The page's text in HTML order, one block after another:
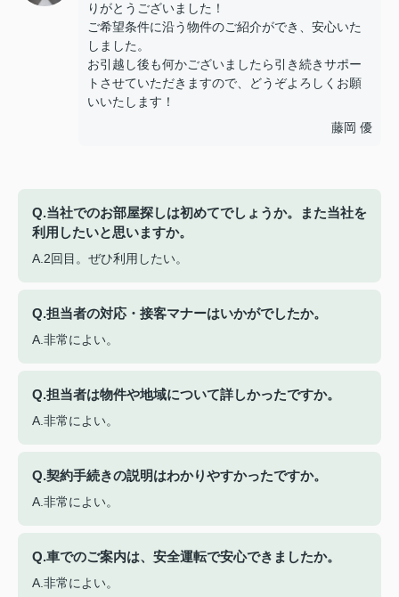
りがとうございました！
ご希望条件に沿う物件のご紹介ができ、安心いた
しました。
お引越し後も何かございましたら引き続きサポー
トさせていただきますので、どうぞよろしくお願
いいたします！
藤岡 優
Q.当社でのお部屋探しは初めてでしょうか。また当社を
利用したいと思いますか。
A.2回目。ぜひ利用したい。
Q.担当者の対応・接客マナーはいかがでしたか。
A.非常によい。
Q.担当者は物件や地域について詳しかったですか。
A.非常によい。
Q.契約手続きの説明はわかりやすかったですか。
A.非常によい。
Q.車でのご案内は、安全運転で安心できましたか。
A.非常によい。